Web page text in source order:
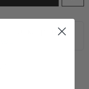
επιτόκιο με την